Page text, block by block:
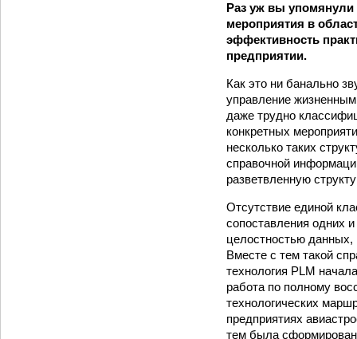
Раз уж вы упомянули
мероприятия в
эффективность
предприятии.
Как это ни банально
управление
даже трудно
конкретных
несколько таких
справочной
разветвленную
Отсутствие единой
сопоставления одних
целостностью
Вместе с тем такой
технология PLM
работа по полному
технологических
предприятиях
тем была